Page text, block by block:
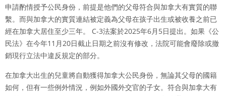
申請酌情授予公民身份，前提是他們的父母符合與加拿大有實質的聯
繫。而與加拿大的實質連結被定義為父母在孩子出生或被收養之前已
經在加拿大居住至少三年。 C-3法案於2025年6月5日提出。如果《公
民法》在今年11月20日截止日期之前沒有修改，法院可能會廢除或撤
銷現行立法中違反規定的部分。
在加拿大出生的兒童將自動獲得加拿大公民身份，無論其父母的國籍
如何，但有一些例外情況，例如外國外交官的子女。符合與加拿大有